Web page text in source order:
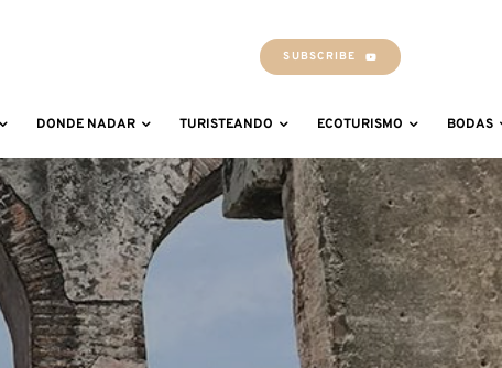
SUBSCRIBE
DONDE NADAR TURISTEANDO ECOTURISMO BODAS